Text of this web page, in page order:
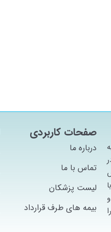
صفحات کاربردی
درباره ما
تماس با ما
لیست پزشکان
بیمه های طرف قرارداد